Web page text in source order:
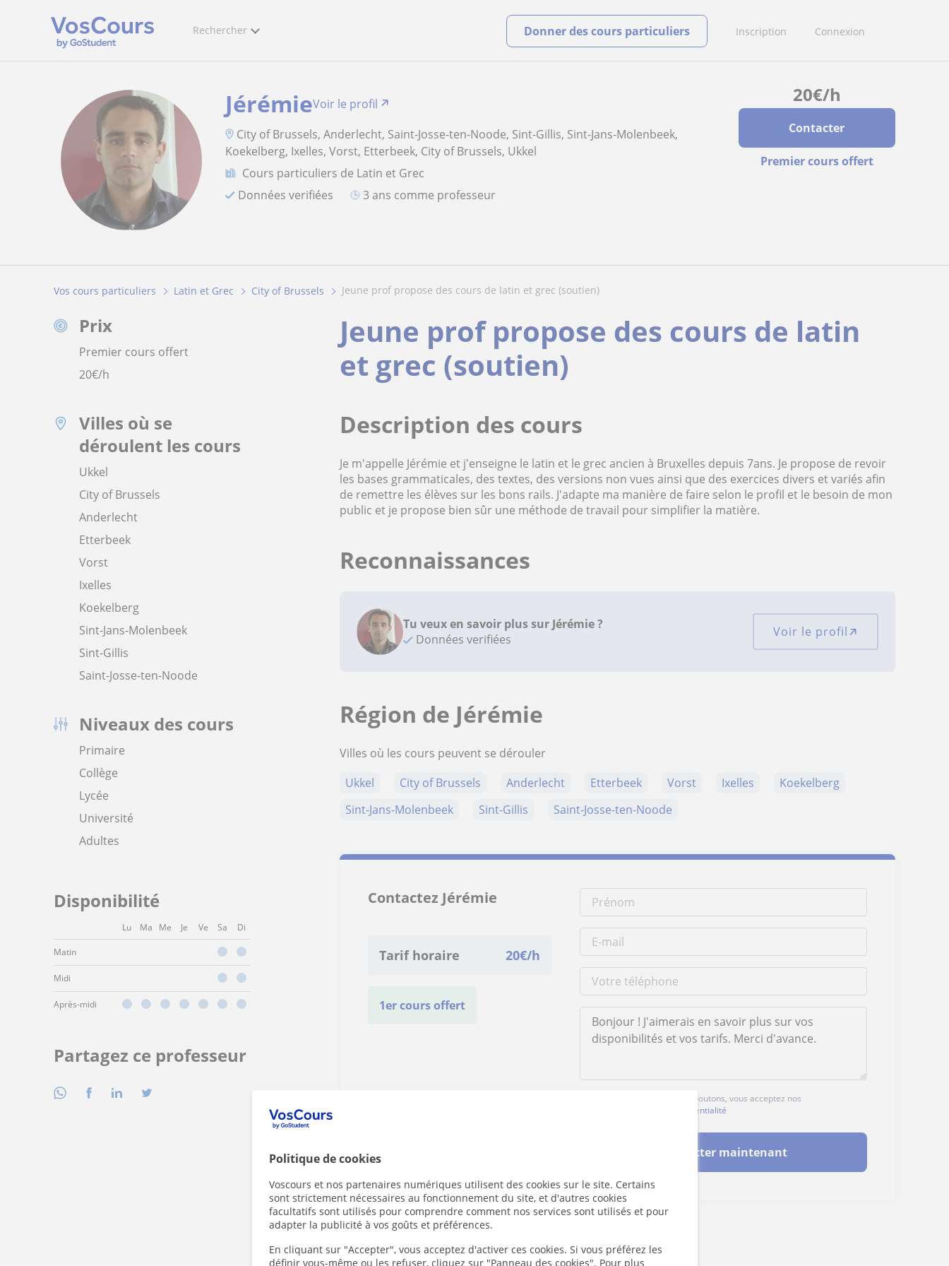
Politique de cookies
Voscours et nos partenaires numériques utilisent des cookies sur le site. Certains
sont strictement nécessaires au fonctionnement du site, et d'autres cookies
facultatifs sont utilisés pour comprendre comment nos services sont utilisés et pour
adapter la publicité à vos goûts et préférences.
En cliquant sur "Accepter", vous acceptez d'activer ces cookies. Si vous préférez les
définir vous-même ou les refuser, cliquez sur "Panneau des cookies". Pour plus
Rechercher Inscription Connexion
Donner des cours particuliers
20€/h
Contacter
Premier cours offert
JérémieVoir le profil
City of Brussels, Anderlecht, Saint-Josse-ten-Noode, Sint-Gillis, Sint-Jans-Molenbeek,
Koekelberg, Ixelles, Vorst, Etterbeek, City of Brussels, Ukkel
Cours particuliers de Latin et Grec
Données verifiées
3 ans comme professeur
Vos cours particuliers Latin et Grec City of Brussels jeune prof propose des cours de latin et grec (soutien)
Prix
Premier cours offert
20€/h
Villes où se
déroulent les cours
Ukkel
City of Brussels
Anderlecht
Etterbeek
Vorst
Ixelles
Koekelberg
Sint-Jans-Molenbeek
Sint-Gillis
Saint-Josse-ten-Noode
Niveaux des cours
Primaire
Collège
Lycée
Université
Adultes
Disponibilité
Lu Ma Me Je Ve Sa Di
Matin
Midi
Après-midi
Partagez ce professeur
Jeune prof propose des cours de latin
et grec (soutien)
Description des cours
Je m'appelle Jérémie et j'enseigne le latin et le grec ancien à Bruxelles depuis 7ans. Je propose de revoir
les bases grammaticales, des textes, des versions non vues ainsi que des exercices divers et variés afin
de remettre les élèves sur les bons rails. J'adapte ma manière de faire selon le profil et le besoin de mon
public et je propose bien sûr une méthode de travail pour simplifier la matière.
Reconnaissances
Tu veux en savoir plus sur Jérémie ?
Données verifiées
Voir le profil
Région de Jérémie
Villes où les cours peuvent se dérouler
Ukkel
City of Brussels Anderlecht Etterbeek Vorst Ixelles
Koekelberg
Sint-Jans-Molenbeek
Sint-Gillis Saint-Josse-ten-Noode
Contactez Jérémie
Tarif horaire 20€/h
1er cours offert
En cliquant sur l'un des deux boutons, vous acceptez nos
confidentialité
Contacter maintenant
Des problèmes avec ce profil ?